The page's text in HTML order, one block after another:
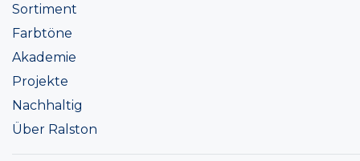
Sortiment
Farbtöne
Akademie
Projekte
Nachhaltig
Über Ralston